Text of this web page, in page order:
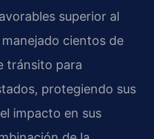
superior al
cientos de
tránsito para
protegiendo sus
impacto en sus